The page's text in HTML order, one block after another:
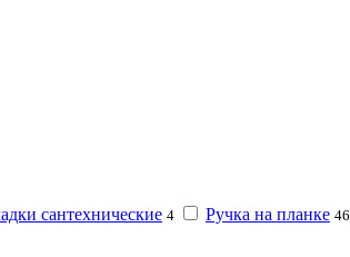
сантехнические 4 Ручка на планке 46